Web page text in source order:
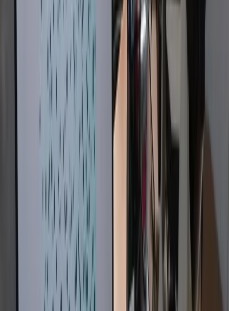
Testeur de dureté de moulage
Dispositif d'essai de traction
Appareil de mesure de granulés
Testeur de combustion de cendres
Appareil de mesure du rapport C-Si
Appareil de test de perméabilité au gaz
GALERIE